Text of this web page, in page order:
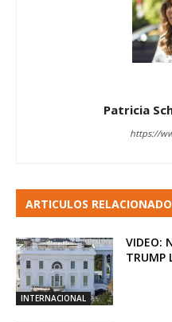
Patricia
https://
ARTICULOS
INTERNACIONAL
VIDEO:
TRUMP